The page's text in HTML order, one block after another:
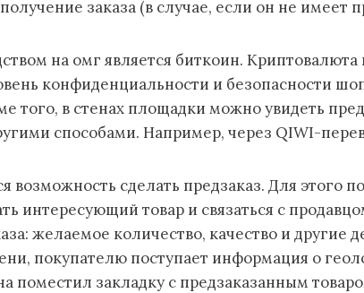
заказа (в случае, если он не имеет
на омг является биткоин. Криптовалюта
конфиденциальности и безопасности
того, в стенах площадки можно увидеть
способами. Например, через QIWI-
возможность сделать предзаказ. Для этого
интересующий товар и связаться с
желаемое количество, качество и другие
покупателю поступает информация о
поместил закладку с предзаказанным